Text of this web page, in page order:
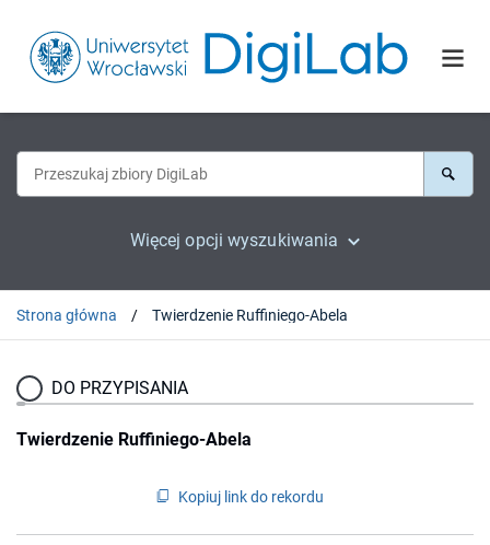
Więcej opcji wyszukiwania
Strona główna Twierdzenie Ruffiniego-Abela
DO PRZYPISANIA
Twierdzenie Ruffiniego-Abela
Kopiuj link do rekordu